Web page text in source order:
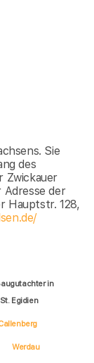
Sie
des
Zwickauer
der
Hauptstr. 128,
in
St. Egidien
Werdau